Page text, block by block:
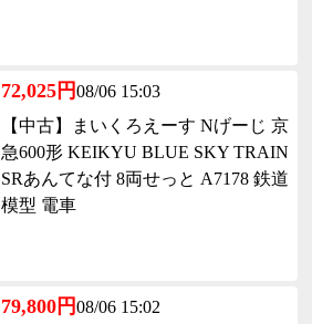
72,025円08/06 15:03
【中古】まいくろえーす Nげーじ 京
急600形 KEIKYU BLUE SKY TRAIN
SRあんてな付 8両せっと A7178 鉄道
模型 電車
79,800円08/06 15:02